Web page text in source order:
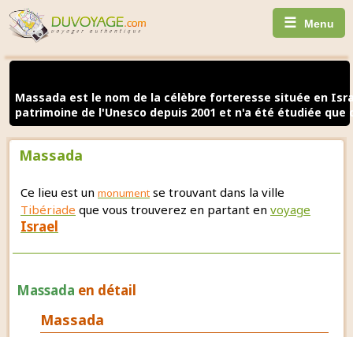
☰ Menu
Massada est le nom de la célèbre forteresse située en
patrimoine de l'Unesco depuis 2001 et n'a été étudiée que
Massada
Ce lieu est un monument se trouvant dans la ville
Tibériade que vous trouverez en partant en voyage
Israel
Massada en détail
Massada